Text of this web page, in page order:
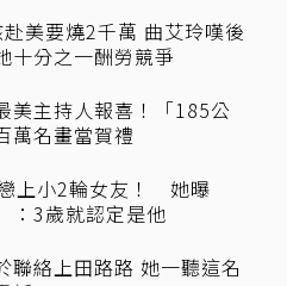
美要燒2千萬 曲艾玲嘆後
十分之一酬勞競爭
美主持人報喜！「185公
萬名畫當賀禮
上小2輪女友！ 她曝
：3歲就認定是他
聯絡上田路路 她一聽這名